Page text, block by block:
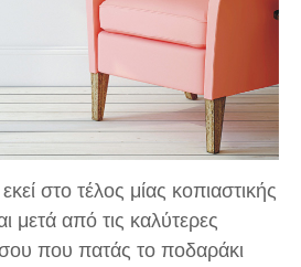
στο τέλος μίας κοπιαστικής
μετά από τις καλύτερες
που πατάς το ποδαράκι